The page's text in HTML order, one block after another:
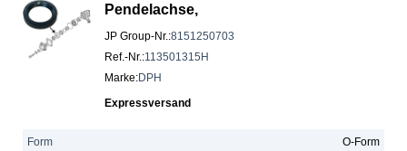
Pendelachse,
JP Group-Nr.:8151250703
Ref.-Nr.:113501315H
Marke:DPH
Expressversand
Form
O-Form